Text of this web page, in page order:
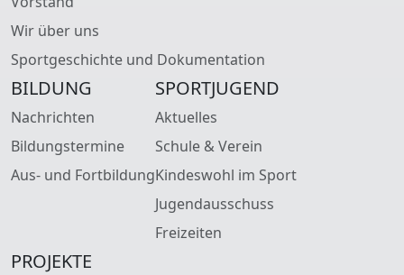
Wir über uns
Sportgeschichte und Dokumentation
BILDUNG
Nachrichten
Bildungstermine
Aus- und Fortbildung
SPORTJUGEND
Aktuelles
Schule & Verein
Kindeswohl im Sport
Jugendausschuss
Freizeiten
PROJEKTE